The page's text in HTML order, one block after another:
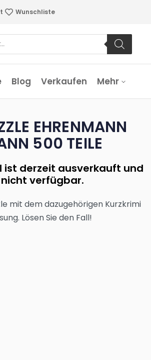
Wunschliste
Blog Verkaufen Mehr
EHRENMANN
500 TEILE
ist derzeit ausverkauft und
nicht verfügbar.
mit dem dazugehörigen Kurzkrimi
Lösen Sie den Fall!